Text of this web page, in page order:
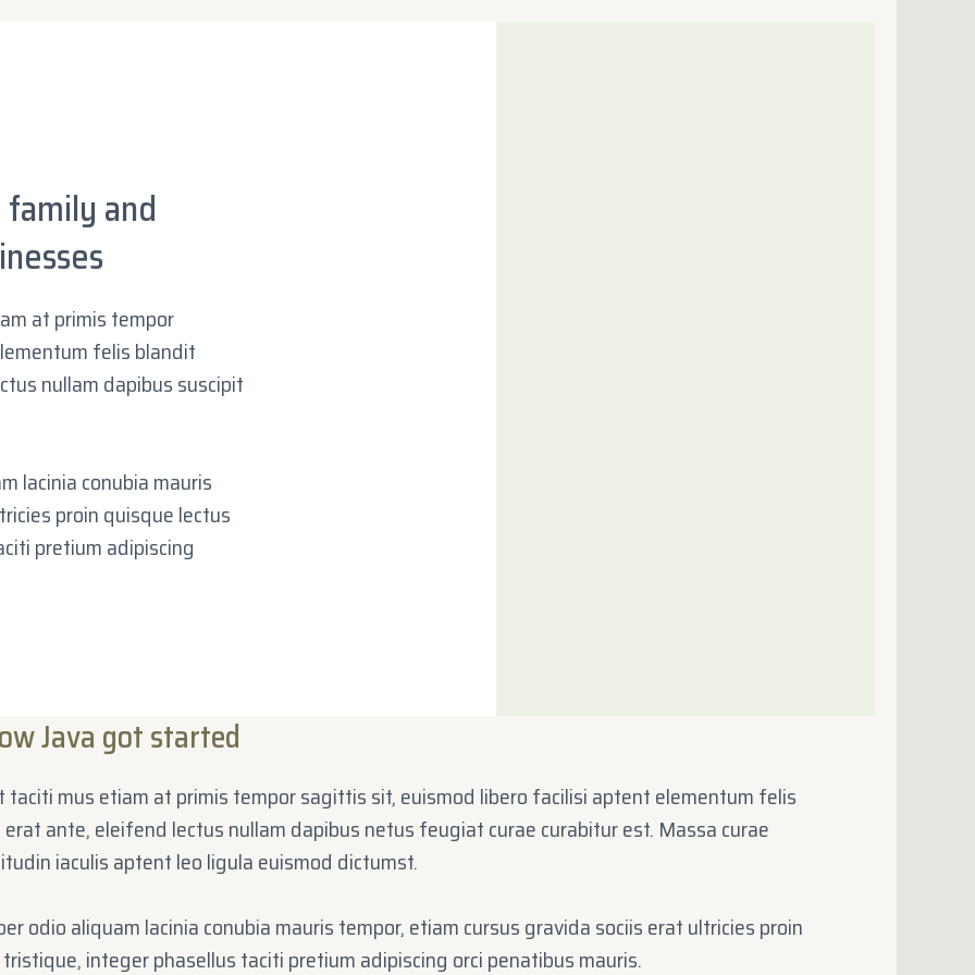
and
at primis tempor
felis blandit
nullam dapibus suscipit
lacinia conubia mauris
proin quisque lectus
pretium adipiscing
Java got started
taciti mus etiam at primis tempor sagittis sit, euismod libero facilisi aptent elementum felis
ante, eleifend lectus nullam dapibus netus feugiat curae curabitur est. Massa curae
iaculis aptent leo ligula euismod dictumst.
odio aliquam lacinia conubia mauris tempor, etiam cursus gravida sociis erat ultricies proin
integer phasellus taciti pretium adipiscing orci penatibus mauris.